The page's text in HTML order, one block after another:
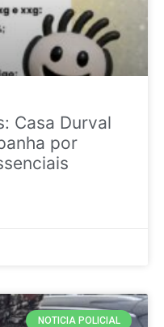
Casa Durval
por
NOTICIA POLICIAL